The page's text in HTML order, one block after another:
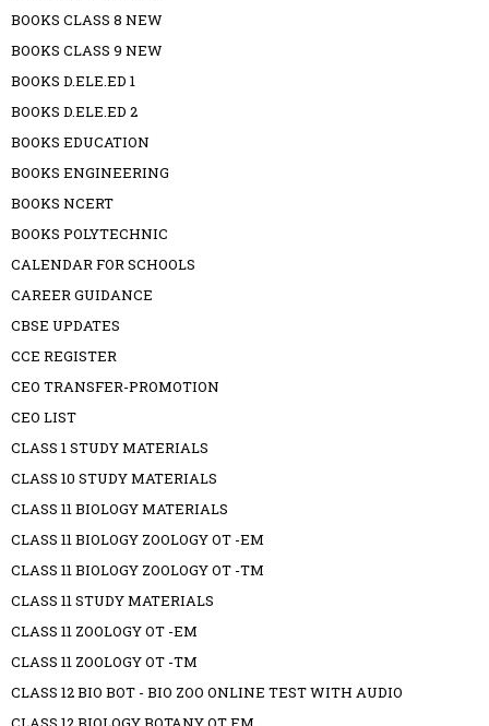
BOOKS CLASS 8 NEW
BOOKS CLASS 9 NEW
BOOKS D.ELE.ED 1
BOOKS D.ELE.ED 2
BOOKS EDUCATION
BOOKS ENGINEERING
BOOKS NCERT
BOOKS POLYTECHNIC
CALENDAR FOR SCHOOLS
CAREER GUIDANCE
CBSE UPDATES
CCE REGISTER
CEO TRANSFER-PROMOTION
CEO LIST
CLASS 1 STUDY MATERIALS
CLASS 10 STUDY MATERIALS
CLASS 11 BIOLOGY MATERIALS
CLASS 11 BIOLOGY ZOOLOGY OT -EM
CLASS 11 BIOLOGY ZOOLOGY OT -TM
CLASS 11 STUDY MATERIALS
CLASS 11 ZOOLOGY OT -EM
CLASS 11 ZOOLOGY OT -TM
CLASS 12 BIO BOT - BIO ZOO ONLINE TEST WITH AUDIO